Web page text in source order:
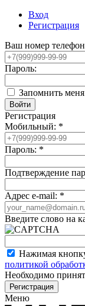
Вход
Регистрация
Ваш номер
Пароль:
Запомнить меня
Регистрация
Мобильный: *
Пароль: *
Подтверждение
Адрес e-mail: *
Введите слово на
Нажимая
политикой
Необходимо
Меню